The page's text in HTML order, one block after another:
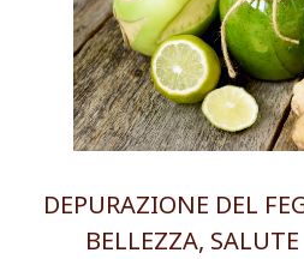
DEPURAZIONE DEL
BELLEZZA, SALUTE